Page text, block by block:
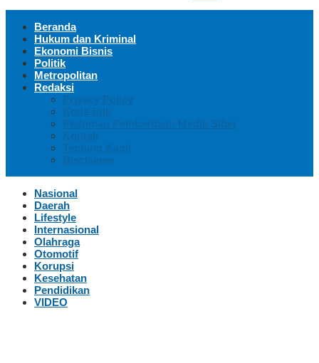
Beranda
Hukum dan Kriminal
Ekonomi Bisnis
Politik
Metropolitan
Redaksi
Privacy Policy
Kode Etik
Pedoman Pemberitaan Media Siber
Kontak
Tentang Kami
Disclaimer
Nasional
Daerah
Lifestyle
Internasional
Olahraga
Otomotif
Korupsi
Kesehatan
Pendidikan
VIDEO